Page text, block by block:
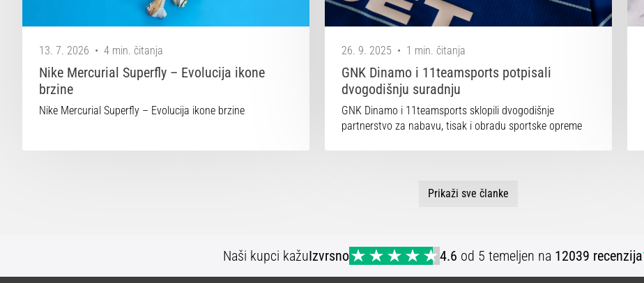
13. 7. 2026 • 4 min. čitanja
Nike Mercurial Superfly – Evolucija ikone
brzine
Nike Mercurial Superfly – Evolucija ikone brzine
26. 9. 2025 • 1 min. čitanja
GNK Dinamo i 11teamsports potpisali
dvogodišnju suradnju
GNK Dinamo i 11teamsports sklopili dvogodišnje
partnerstvo za nabavu, tisak i obradu sportske opreme
Prikaži sve članke
Naši kupci kažuIzvrsno 4.6 od 5 temeljen na 12039 recenzija